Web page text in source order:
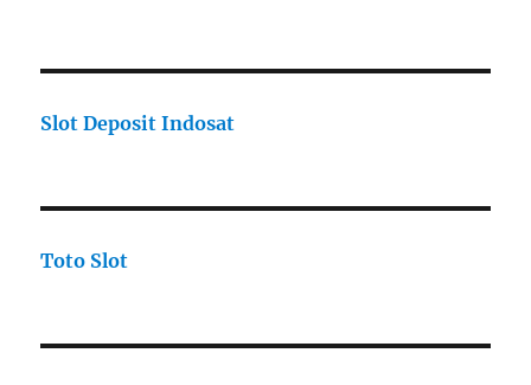
Slot Deposit Indosat
Toto Slot